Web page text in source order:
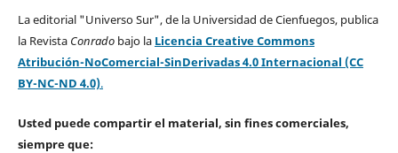
La editorial "Universo Sur", de la Universidad de Cienfuegos, publica
la Revista Conradobajo la Licencia Creative Commons
Atribución-NoComercial-SinDerivadas 4.0 Internacional (CC
BY-NC-ND 4.0).
Usted puede compartir el material, sin fines comerciales,
siempre que: